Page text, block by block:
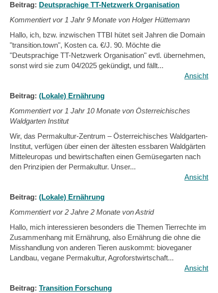
Beitrag: Deutsprachige TT-Netzwerk Organisation
Kommentiert vor 1 Jahr 9 Monate von Holger Hüttemann
Hallo, ich, bzw. inzwischen TTBI hütet seit Jahren die Domain
"transition.town", Kosten ca. €/J. 90. Möchte die
"Deutsprachige TT-Netzwerk Organisation" evtl. übernehmen,
sonst wird sie zum 04/2025 gekündigt, und fällt...
Ansicht
Beitrag: (Lokale) Ernährung
Kommentiert vor 1 Jahr 10 Monate von Österreichisches
Waldgarten Institut
Wir, das Permakultur-Zentrum – Österreichisches Waldgarten-
Institut, verfügen über einen der ältesten essbaren Waldgärten
Mitteleuropas und bewirtschaften einen Gemüsegarten nach
den Prinzipien der Permakultur. Unser...
Ansicht
Beitrag: (Lokale) Ernährung
Kommentiert vor2 Jahre 2 Monate von Astrid
Hallo, mich interessieren besonders die Themen Tierrechte im
Zusammenhang mit Ernährung, also Ernährung die ohne die
Misshandlung von anderen Tieren auskommt: bioveganer
Landbau, vegane Permakultur, Agroforstwirtschaft...
Ansicht
Beitrag: Transition Forschung